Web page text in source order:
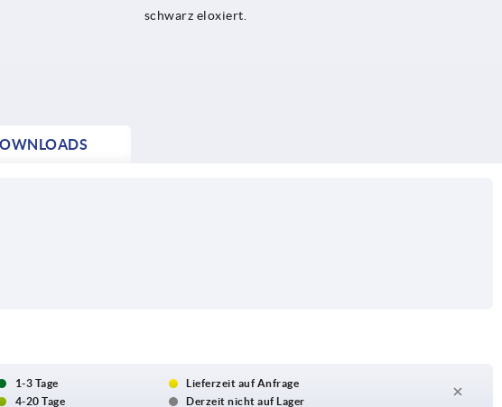
schwarz eloxiert.
1-3 Tage
Lieferzeit auf Anfrage
4-20 Tage
Derzeit nicht auf Lager